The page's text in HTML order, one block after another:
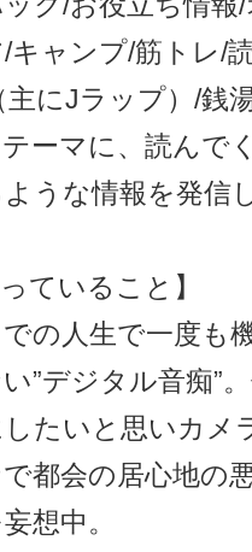
キャンプ/筋トレ/
主にJラップ）/銭
ーマに、読んで
うな情報を発信
ていること】
での人生で一度も
”デジタル音痴”
たいと思いカメ
で都会の居心地の
想中。